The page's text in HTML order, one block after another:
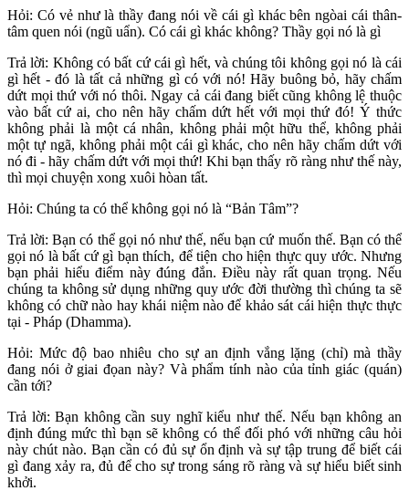
Hỏi: Có vẻ như là thầy đang nói về cái gì khác bên ngòai cái thân-
tâm quen nói (ngũ uẩn). Có cái gì khác không? Thầy gọi nó là gì
Trả lời: Không có bất cứ cái gì hết, và chúng tôi không gọi nó là cái
gì hết - đó là tất cả những gì có với nó! Hãy buông bỏ, hãy chấm
dứt mọi thứ với nó thôi. Ngay cả cái đang biết cũng không lệ thuộc
vào bất cứ ai, cho nên hãy chấm dứt hết với mọi thứ đó! Ý thức
không phải là một cá nhân, không phải một hữu thể, không phải
một tự ngã, không phải một cái gì khác, cho nên hãy chấm dứt với
nó đi - hãy chấm dứt với mọi thứ! Khi bạn thấy rõ ràng như thế này,
thì mọi chuyện xong xuôi hòan tất.
Hỏi: Chúng ta có thể không gọi nó là “Bản Tâm”?
Trả lời: Bạn có thể gọi nó như thế, nếu bạn cứ muốn thế. Bạn có thể
gọi nó là bất cứ gì bạn thích, để tiện cho hiện thực quy ước. Nhưng
bạn phải hiểu điểm này đúng đắn. Điều này rất quan trọng. Nếu
chúng ta không sử dụng những quy ước đời thường thì chúng ta sẽ
không có chữ nào hay khái niệm nào để khảo sát cái hiện thực thực
tại - Pháp (Dhamma).
Hỏi: Mức độ bao nhiêu cho sự an định vắng lặng (chỉ) mà thầy
đang nói ở giai đọan này? Và phẩm tính nào của tỉnh giác (quán)
cần tới?
Trả lời: Bạn không cần suy nghĩ kiểu như thế. Nếu bạn không an
định đúng mức thì bạn sẽ không có thể đối phó với những câu hỏi
này chút nào. Bạn cần có đủ sự ổn định và sự tập trung để biết cái
gì đang xảy ra, đủ để cho sự trong sáng rõ ràng và sự hiểu biết sinh
khởi.